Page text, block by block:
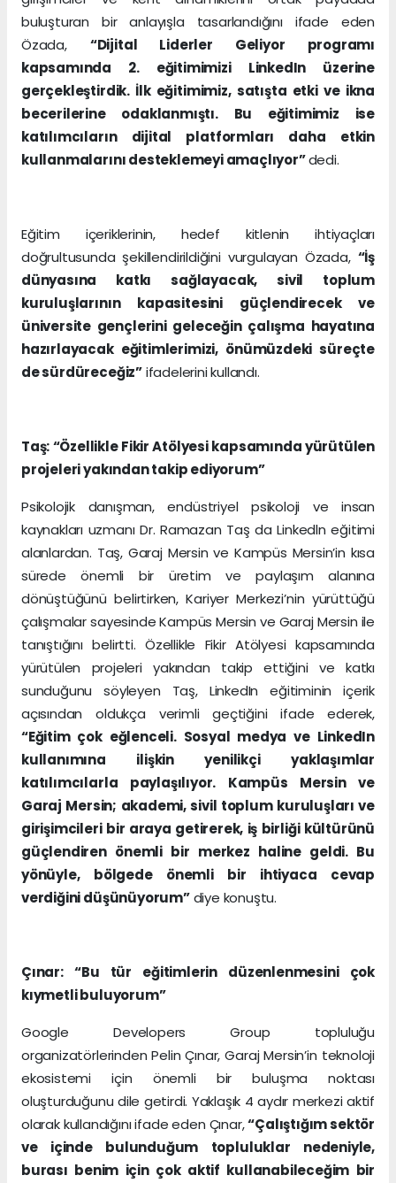
buluşturan bir anlayışla tasarlandığını ifade eden
Özada, “Dijital Liderler Geliyor programı
kapsamında 2. eğitimimizi LinkedIn üzerine
gerçekleştirdik. İlk eğitimimiz, satışta etki ve ikna
becerilerine odaklanmıştı. Bu eğitimimiz ise
katılımcıların dijital platformları daha etkin
kullanmalarını desteklemeyi amaçlıyor”dedi.
Eğitim içeriklerinin, hedef kitlenin ihtiyaçları
doğrultusunda şekillendirildiğini vurgulayan Özada, “İş
dünyasına katkı sağlayacak, sivil toplum
kuruluşlarının kapasitesini güçlendirecek ve
üniversite gençlerini geleceğin çalışma hayatına
hazırlayacak eğitimlerimizi, önümüzdeki süreçte
de sürdüreceğiz”ifadelerini kullandı.
Taş: “Özellikle Fikir Atölyesi kapsamında yürütülen
projeleri yakından takip ediyorum”
Psikolojik danışman, endüstriyel psikoloji ve insan
kaynakları uzmanı Dr. Ramazan Taş da Linkedln eğitimi
alanlardan. Taş, Garaj Mersin ve Kampüs Mersin’in kısa
sürede önemli bir üretim ve paylaşım alanına
dönüştüğünü belirtirken, Kariyer Merkezi’nin yürüttüğü
çalışmalar sayesinde Kampüs Mersin ve Garaj Mersin ile
tanıştığını belirtti. Özellikle Fikir Atölyesi kapsamında
yürütülen projeleri yakından takip ettiğini ve katkı
sunduğunu söyleyen Taş, LinkedIn eğitiminin içerik
açısından oldukça verimli geçtiğini ifade ederek,
“Eğitim çok eğlenceli. Sosyal medya ve LinkedIn
kullanımına ilişkin yenilikçi yaklaşımlar
katılımcılarla paylaşılıyor. Kampüs Mersin ve
Garaj Mersin; akademi, sivil toplum kuruluşları ve
girişimcileri bir araya getirerek, iş birliği kültürünü
güçlendiren önemli bir merkez haline geldi. Bu
yönüyle, bölgede önemli bir ihtiyaca cevap
verdiğini düşünüyorum”diye konuştu.
Çınar: “Bu tür eğitimlerin düzenlenmesini çok
kıymetli buluyorum”
Google Developers Group topluluğu
organizatörlerinden Pelin Çınar, Garaj Mersin’in teknoloji
ekosistemi için önemli bir buluşma noktası
oluşturduğunu dile getirdi. Yaklaşık 4 aydır merkezi aktif
olarak kullandığını ifade eden Çınar,“Çalıştığım sektör
ve içinde bulunduğum topluluklar nedeniyle,
burası benim için çok aktif kullanabileceğim bir